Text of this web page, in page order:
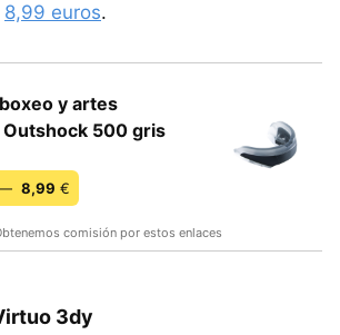
8,99 euros.
y artes
Outshock 500 gris
— 8,99 €
comisión por estos enlaces
3dy